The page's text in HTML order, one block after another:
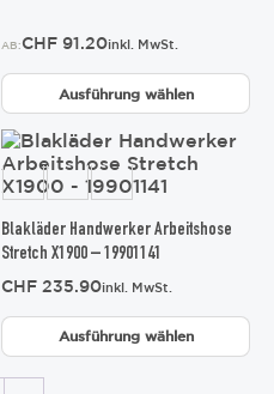
AB:CHF 91.20inkl. MwSt.
Ausführung wählen
Optionen
können
auf
gewählt
werden
Blakläder Handwerker Arbeitshose
Stretch X1900 – 19901141
CHF 235.90inkl. MwSt.
Ausführung wählen
Dieses
Produkt
weist
mehrere
Varianten
auf.
Die
Optionen
können